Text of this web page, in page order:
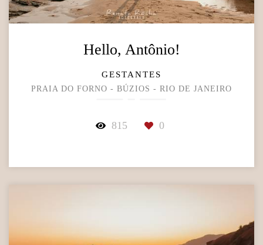
Hello, Antônio!
GESTANTES
PRAIA DO FORNO - BÚZIOS - RIO DE JANEIRO
815 0